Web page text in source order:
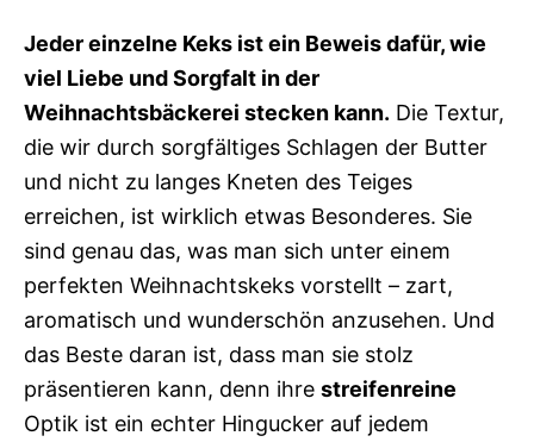
Jeder einzelne Keks ist ein Beweis dafür, wie
viel Liebe und Sorgfalt in der
Weihnachtsbäckerei stecken kann. Die Textur,
die wir durch sorgfältiges Schlagen der Butter
und nicht zu langes Kneten des Teiges
erreichen, ist wirklich etwas Besonderes. Sie
sind genau das, was man sich unter einem
perfekten Weihnachtskeks vorstellt – zart,
aromatisch und wunderschön anzusehen. Und
das Beste daran ist, dass man sie stolz
präsentieren kann, denn ihre streifenreine
Optik ist ein echter Hingucker auf jedem